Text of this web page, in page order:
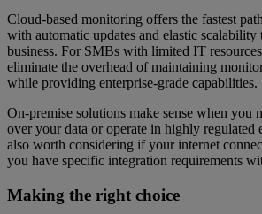
Cloud-based monitoring offers the fastest
with automatic updates and elastic
business. For SMBs with limited IT
eliminate the overhead of maintaining
while providing enterprise-grade capabilities.
On-premise solutions make sense when you
over your data or operate in highly regulated
also worth considering if your internet
you have specific integration requirements
Making the right choice